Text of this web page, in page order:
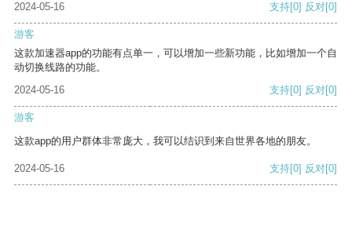
2024-05-16 支持[0] 反对[0]
游客
这款加速器app的功能有点单一，可以增加一些新功能，比如增加一个自
动切换线路的功能。
2024-05-16
支持[0] 反对[0]
游客
这款app的用户群体非常庞大，我可以结识到来自世界各地的朋友。
2024-05-16 支持[0] 反对[0]